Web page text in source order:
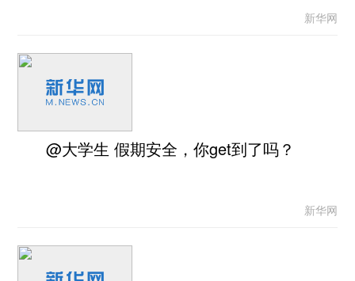
新华网
@大学生 假期安全，你get到了吗？
新华网